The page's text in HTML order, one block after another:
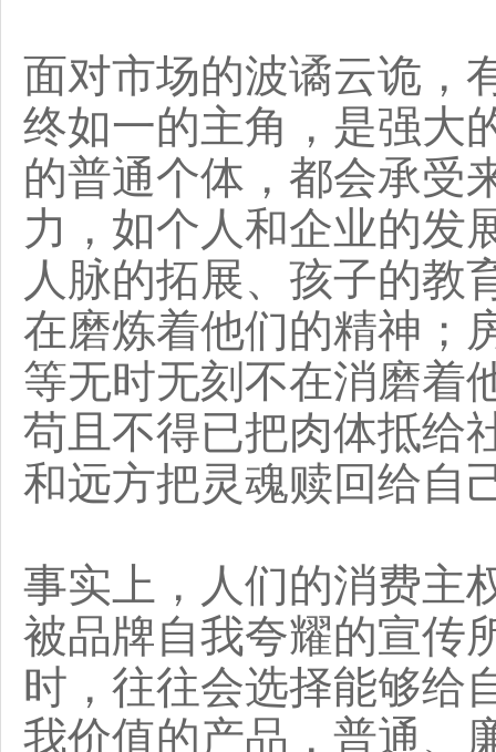
面对市场的波谲云诡，
终如一的主角，是强大
的普通个体，都会承受
力，如个人和企业的发
人脉的拓展、孩子的教
在磨炼着他们的精神；
等无时无刻不在消磨着
苟且不得已把肉体抵给
和远方把灵魂赎回给自
事实上，人们的消费主
被品牌自我夸耀的宣传
时，往往会选择能够给
我价值的产品，普通、